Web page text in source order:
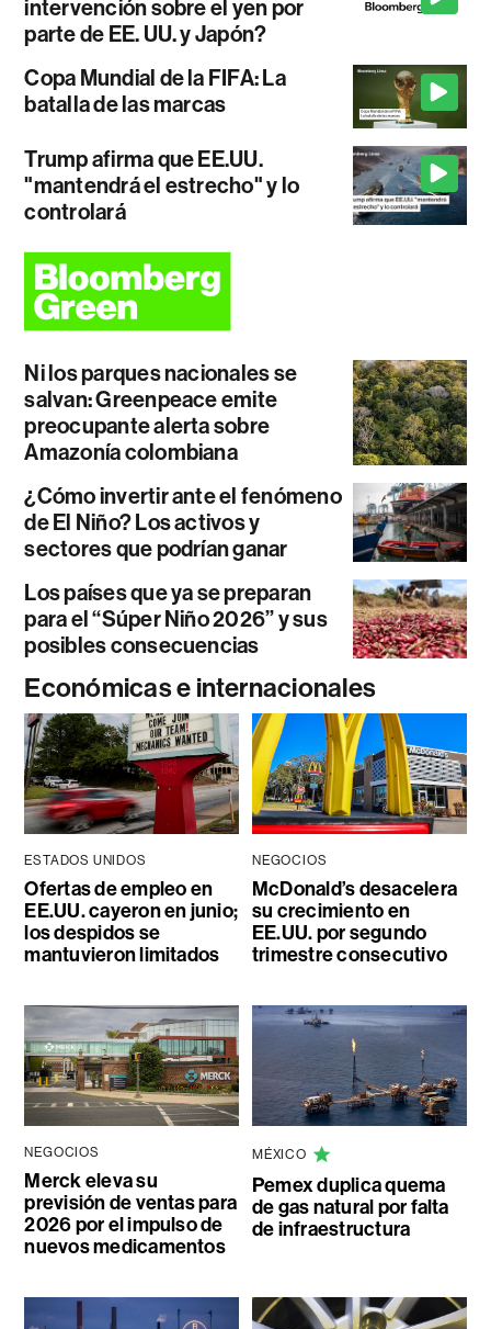
intervención sobre el yen por
parte de EE. UU. y Japón?
Copa Mundial de la FIFA: La
batalla de las marcas
Trump afirma que EE.UU.
"mantendrá el estrecho" y lo
controlará
Ni los parques nacionales se
salvan: Greenpeace emite
preocupante alerta sobre
Amazonía colombiana
¿Cómo invertir ante el fenómeno
de El Niño? Los activos y
sectores que podrían ganar
Los países que ya se preparan
para el “Súper Niño 2026” y sus
posibles consecuencias
Económicas e internacionales
ESTADOS UNIDOS
Ofertas de empleo en
EE.UU. cayeron en junio;
los despidos se
mantuvieron limitados
NEGOCIOS
McDonald’s desacelera
su crecimiento en
EE.UU. por segundo
trimestre consecutivo
NEGOCIOS
Merck eleva su
previsión de ventas para
2026 por el impulso de
nuevos medicamentos
MÉXICO
Pemex duplica quema
de gas natural por falta
de infraestructura